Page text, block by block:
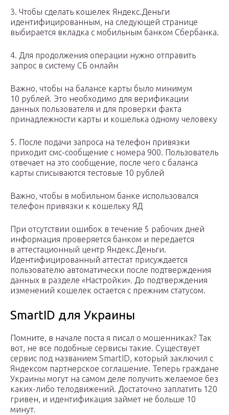
3. Чтобы сделать кошелек Яндекс.Деньги
идентифицированным, на следующей странице
выбирается вкладка с мобильным банком Сбербанка.
4. Для продолжения операции нужно отправить
запрос в систему СБ онлайн
Важно, чтобы на балансе карты было минимум
10 рублей. Это необходимо для верификации
данных пользователя и для проверки факта
принадлежности карты и кошелька одному человеку
5. После подачи запроса на телефон привязки
приходит смс-сообщение с номера 900. Пользователь
отвечает на это сообщение, после чего с баланса
карты списываются тестовые 10 рублей
Важно, чтобы в мобильном банке использовался
телефон привязки к кошельку ЯД
При отсутствии ошибок в течение 5 рабочих дней
информация проверяется банком и передается
в аттестационный центр Яндекс.Деньги.
Идентифицированный аттестат присуждается
пользователю автоматически после подтверждения
данных в разделе «Настройки». До подтверждения
изменений кошелек остается с прежним статусом.
SmartID для Украины
Помните, в начале поста я писал о мошенниках? Так
вот, не все подобные сервисы такие. Существует
сервис под названием SmartID, который заключил с
Яндексом партнерское соглашение. Теперь граждане
Украины могут на самом деле получить желаемое без
каких-либо телодвижений. Достаточно заплатить 120
гривен, и идентификация займет не больше 10
минут.